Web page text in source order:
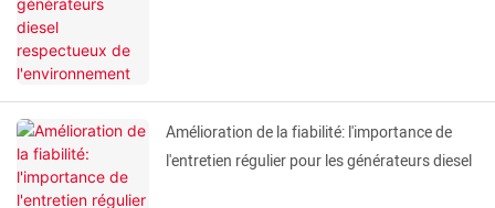
Amélioration de la fiabilité: l'importance de
l'entretien régulier pour les générateurs diesel